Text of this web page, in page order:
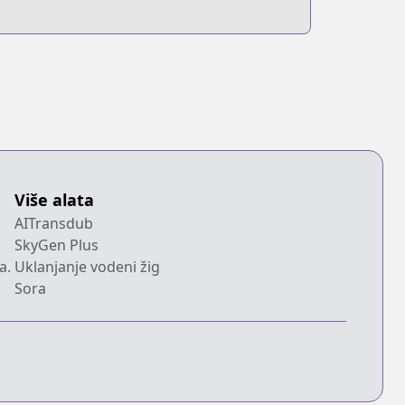
Više alata
AITransdub
SkyGen Plus
Uklanjanje vodeni žig
Sora